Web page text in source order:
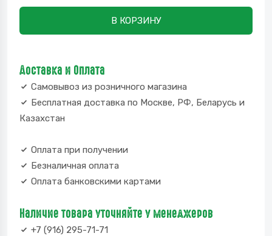
В КОРЗИНУ
Доставка и Оплата
Самовывоз из розничного магазина
Бесплатная доставка по Москве, РФ, Беларусь и
Казахстан
Оплата при получении
Безналичная оплата
Оплата банковскими картами
Наличие товара уточняйте у менеджеров
+7 (916) 295-71-71